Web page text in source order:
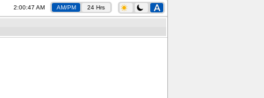
2:00:48 AM AM/PM 24 Hrs